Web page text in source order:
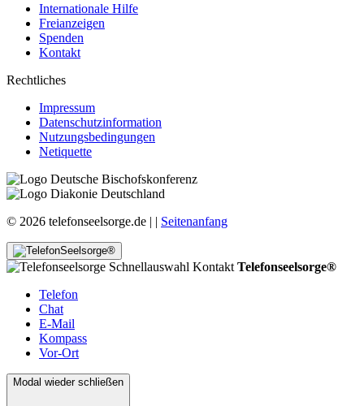
Internationale Hilfe
Freianzeigen
Spenden
Kontakt
Rechtliches
Impressum
Datenschutzinformation
Nutzungsbedingungen
Netiquette
© 2026 telefonseelsorge.de | | Seitenanfang
Telefonseelsorge®
Telefon
Chat
E-Mail
Kompass
Vor-Ort
Modal wieder schließen